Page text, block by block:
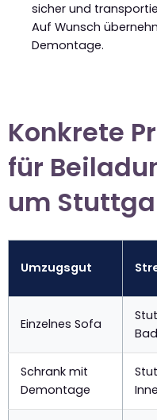
sicher und
Auf Wunsch
Demontage.
Konkrete
für
um
Umzugsgut
Einzelnes Sofa
Schrank mit
Demontage